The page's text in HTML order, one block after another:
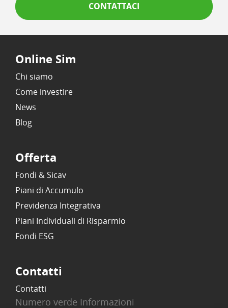
CONTATTACI
Online Sim
Chi siamo
Come investire
News
Blog
Offerta
Fondi & Sicav
Piani di Accumulo
Previdenza Integrativa
Piani Individuali di Risparmio
Fondi ESG
Contatti
Contatti
Numero verde Informazioni